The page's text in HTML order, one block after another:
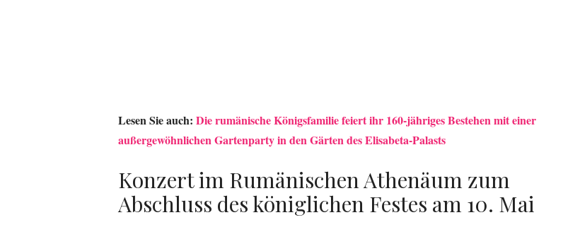
Lesen Sie auch: Die rumänische Königsfamilie feiert ihr 160-jähriges Bestehen mit einer
außergewöhnlichen Gartenparty in den Gärten des Elisabeta-Palasts
Konzert im Rumänischen Athenäum zum
Abschluss des königlichen Festes am 10. Mai